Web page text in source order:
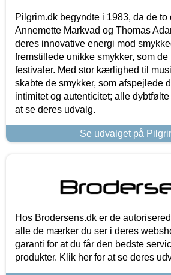
Pilgrim.dk begyndte i 1983, da de to
Annemette Markvad og Thomas
deres innovative energi mod
fremstillede unikke smykker, som
festivaler. Med stor kærlighed til
skabte de smykker, som afspejlede
intimitet og autenticitet; alle
at se deres udvalg.
Se udvalget på
Hos Brodersens.dk er de
alle de mærker du ser i deres
garanti for at du får den bedste
produkter. Klik her for at se deres